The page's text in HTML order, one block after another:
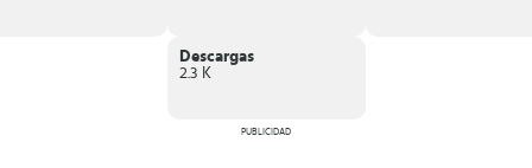
Descargas
2.3 K
PUBLICIDAD